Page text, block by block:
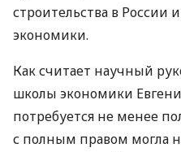
строительства в России
экономики.
Как считает научный
школы экономики
потребуется не менее
с полным правом могла